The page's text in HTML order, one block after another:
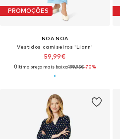
PROMOÇÕES
NOA NOA
Vestidos camiseiros 'Liann'
59,99€
Último preço mais baixo:199,95€-70%